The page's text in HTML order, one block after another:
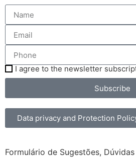
I agree to the newsletter
Subscribe
Data privacy and Protection
Formulário de Sugestões,